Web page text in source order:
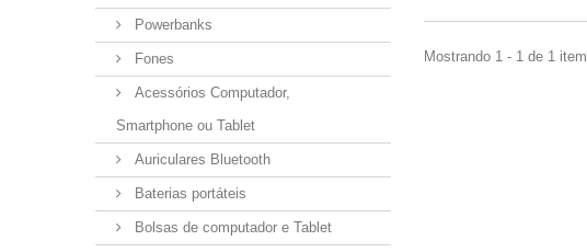
Powerbanks
Fones
Acessórios Computador,
Smartphone ou Tablet
Auriculares Bluetooth
Baterias portáteis
Bolsas de computador e Tablet
Mostrando 1 - 1 de 1 item